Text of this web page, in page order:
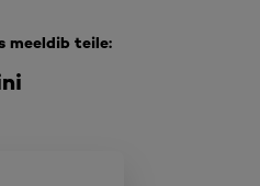
meeldib teile: